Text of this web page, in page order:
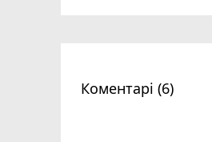
Коментарі (6)